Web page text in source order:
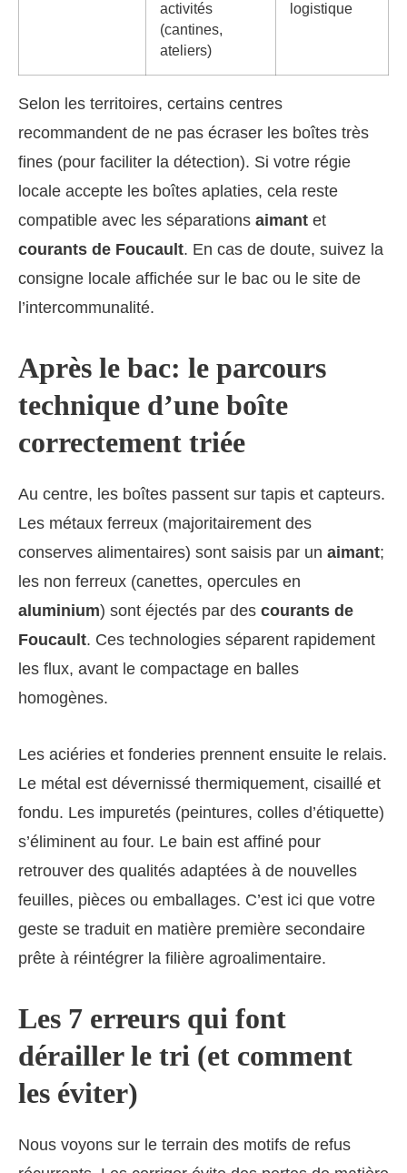
activités
(cantines,
ateliers)
logistique
Selon les territoires, certains centres
recommandent de ne pas écraser les boîtes très
fines (pour faciliter la détection). Si votre régie
locale accepte les boîtes aplaties, cela reste
compatible avec les séparations aimant et
courants de Foucault. En cas de doute, suivez la
consigne locale affichée sur le bac ou le site de
l’intercommunalité.
Après le bac: le parcours
technique d’une boîte
correctement triée
Au centre, les boîtes passent sur tapis et capteurs.
Les métaux ferreux (majoritairement des
conserves alimentaires) sont saisis par un aimant;
les non ferreux (canettes, opercules en
aluminium) sont éjectés par des courants de
Foucault. Ces technologies séparent rapidement
les flux, avant le compactage en balles
homogènes.
Les aciéries et fonderies prennent ensuite le relais.
Le métal est dévernissé thermiquement, cisaillé et
fondu. Les impuretés (peintures, colles d’étiquette)
s’éliminent au four. Le bain est affiné pour
retrouver des qualités adaptées à de nouvelles
feuilles, pièces ou emballages. C’est ici que votre
geste se traduit en matière première secondaire
prête à réintégrer la filière agroalimentaire.
Les 7 erreurs qui font
dérailler le tri (et comment
les éviter)
Nous voyons sur le terrain des motifs de refus